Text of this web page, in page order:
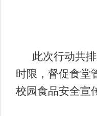
此次行动共
时限，督促食堂
校园食品安全宣